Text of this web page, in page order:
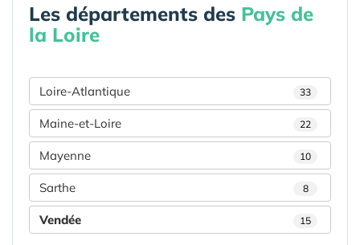
Les départements des Pays de
la Loire
Loire-Atlantique 33
Maine-et-Loire 22
Mayenne 10
Sarthe 8
Vendée 15